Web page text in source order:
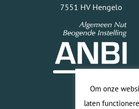
7551 HV Hengelo
Om onze
laten